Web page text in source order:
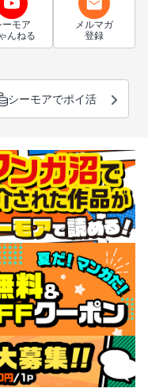
ーモア
んねる
メルマガ
登録
シーモアでポイ活